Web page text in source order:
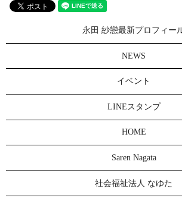
永田 紗戀最新プロフィー
NEWS
イベント
LINEスタンプ
HOME
Saren Nagata
社会福祉法人 なゆた